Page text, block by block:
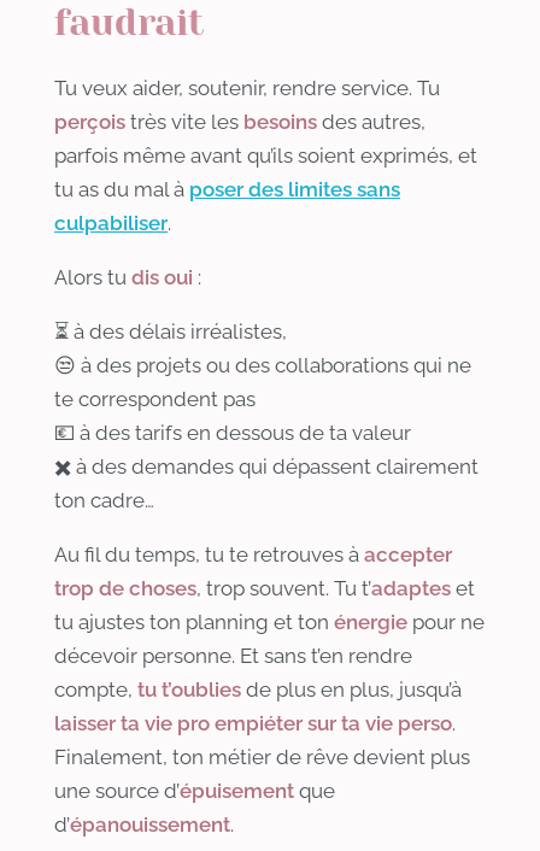
faudrait
Tu veux aider, soutenir, rendre service. Tu
perçois très vite les besoins des autres,
parfois même avant qu’ils soient exprimés, et
tu as du mal à poser des limites sans
culpabiliser.
Alors tu dis oui :
⏳ à des délais irréalistes,
😒 à des projets ou des collaborations qui ne
te correspondent pas
💶 à des tarifs en dessous de ta valeur
✖️ à des demandes qui dépassent clairement
ton cadre…
Au fil du temps, tu te retrouves à accepter
trop de choses, trop souvent. Tu t’adaptes et
tu ajustes ton planning et ton énergie pour ne
décevoir personne. Et sans t’en rendre
compte, tu t’oublies de plus en plus, jusqu’à
laisser ta vie pro empiéter sur ta vie perso.
Finalement, ton métier de rêve devient plus
une source d’épuisement que
d’épanouissement.